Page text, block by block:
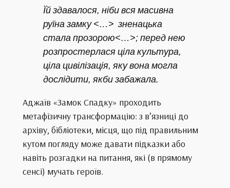
Їй здавалося, ніби вся масивна
руїна замку <…> зненацька
стала прозорою<…>; перед нею
розпростерлася ціла культура,
ціла цивілізація, яку вона могла
дослідити, якби забажала.
Аджаїв «Замок Спадку» проходить
метафізичну трансформацію: з в’язниці до
архіву, бібліотеки, місця, що під правильним
кутом погляду може давати підказки або
навіть розгадки на питання, які (в прямому
сенсі) мучать героїв.